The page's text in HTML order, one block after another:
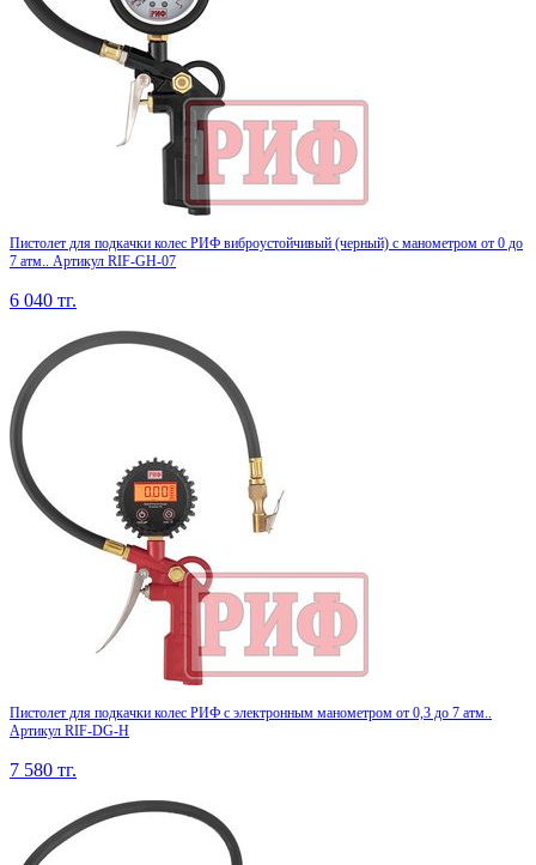
Пистолет для подкачки колес РИФ виброустойчивый (черный) с манометром от 0 до
7 атм.. Артикул RIF-GH-07
6 040 тг.
Пистолет для подкачки колес РИФ с электронным манометром от 0,3 до 7 атм..
Артикул RIF-DG-H
7 580 тг.